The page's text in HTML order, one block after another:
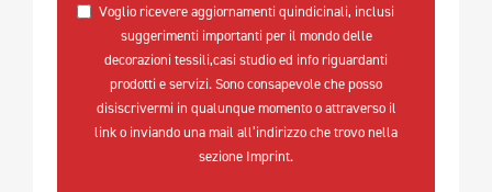
Voglio ricevere aggiornamenti quindicinali, inclusi
suggerimenti importanti per il mondo delle
decorazioni tessili,casi studio ed info riguardanti
prodotti e servizi. Sono consapevole che posso
disiscrivermi in qualunque momento o attraverso il
link o inviando una mail all’indirizzo che trovo nella
sezione Imprint.